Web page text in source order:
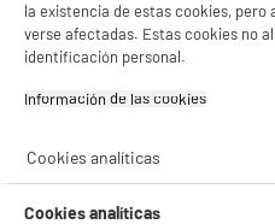
Consulta la política de cookies..
Si aceptas, la experiencia será aún
gestionando sus cookies.
la existencia de estas cookies, pero
verse afectadas. Estas cookies no
identificación personal.
Información de las cookies‎
Cookies analíticas
Cookies analíticas